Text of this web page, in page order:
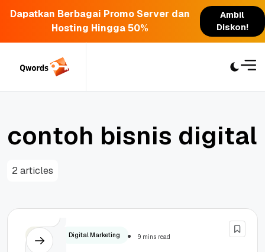
Dapatkan Berbagai Promo Server dan
Hosting Hingga 50%
Ambil
Diskon!
contoh bisnis digital
2 articles
Bisnis Digital Marketing 9 mins read